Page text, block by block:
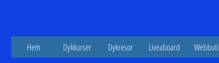
Hem Dykkurser Dykresor Liveaboard